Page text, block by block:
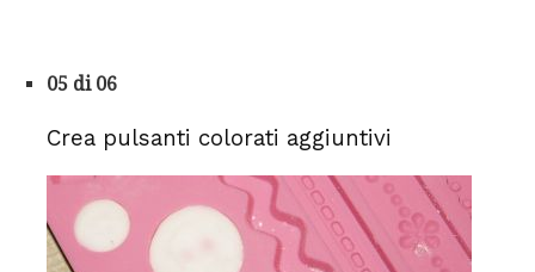
05 di 06
Crea pulsanti colorati aggiuntivi